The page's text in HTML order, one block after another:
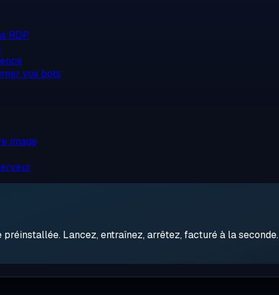
RDP
vos bots
image
Lancez, entraînez, arrêtez, facturé à la seconde.